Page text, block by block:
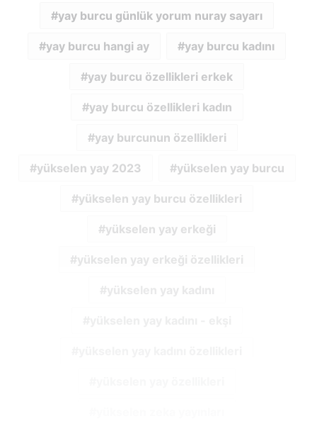
yay burcu günlük yorum nuray sayarı
yay burcu hangi ay yay burcu kadını
yay burcu özellikleri erkek
yay burcu özellikleri kadın
yay burcunun özellikleri
yükselen yay 2023 yükselen yay burcu
yükselen yay burcu özellikleri
yükselen yay erkeği
yükselen yay erkeği özellikleri